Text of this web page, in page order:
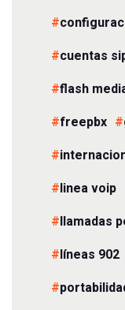
cuentas
flash
freepbx
linea voip
llamadas
líneas 902